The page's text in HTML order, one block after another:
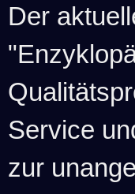
Der
Service
zur